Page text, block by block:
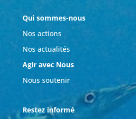
Qui sommes-nous
Nos actions
Nos actualités
Agir avec Nous
Nous soutenir
Restez informé